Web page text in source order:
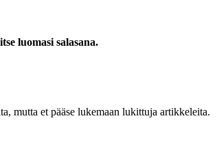
luomasi salasana.
mutta et pääse lukemaan lukittuja artikkeleita.